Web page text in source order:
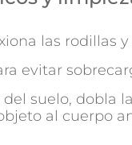
las rodillas
evitar
suelo, dobla
al cuerpo